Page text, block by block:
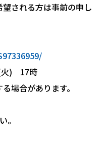
される方は事前の申し
(火) 17時
場合があります。
。